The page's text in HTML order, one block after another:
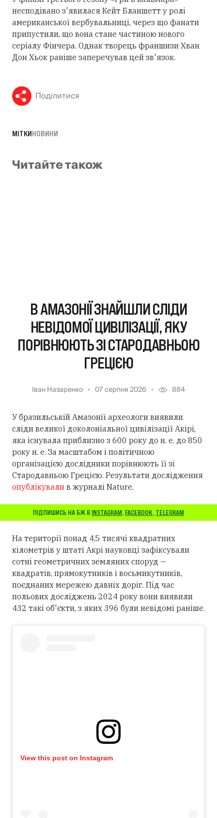
несподівано з'явилася Кейт Бланшетт у ролі
американської вербувальниці, через що фанати
припустили, що вона стане частиною нового
серіалу Фінчера. Однак творець франшизи Хван
Дон Хьок раніше заперечував цей зв'язок.
Поділитися
МІТКИНОВИНИ
Читайте також
В АМАЗОНІЇ ЗНАЙШЛИ СЛІДИ
НЕВІДОМОЇ ЦИВІЛІЗАЦІЇ, ЯКУ
ПОРІВНЮЮТЬ ЗІ СТАРОДАВНЬОЮ
ГРЕЦІЄЮ
Іван Назаренко 07 серпня 2026 884
У бразильській Амазонії археологи виявили
сліди великої доколоніальної цивілізації Акірі,
яка існувала приблизно з 600 року до н. е. до 850
року н. е. За масштабом і політичною
організацією дослідники порівнюють її зі
Стародавньою Грецією. Результати дослідження
опублікували в журналі Nature.
ПІДПИШИСЬ НА БЖ В INSTAGRAM, FACEBOOK, TELEGRAM
На території понад 4,5 тисячі квадратних
кілометрів у штаті Акрі науковці зафіксували
сотні геометричних земляних споруд —
квадратів, прямокутників і восьмикутників,
поєднаних мережею давніх доріг. Під час
польових досліджень 2024 року вони виявили
432 такі об'єкти, з яких 396 були невідомі раніше.
View this post on Instagram